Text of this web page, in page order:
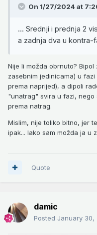
On 1/27/2024 at
... Srednji i prednja 2
a zadnja dva u kontra-
Nije li možda obrnuto?
zasebnim jedinicama) u
prema naprijed), a dipoli
"unatrag" svira u fazi,
prema natrag.
Mislim, nije toliko bitno, jer
ipak... Iako sam možda ja u
Quote
damic
Posted January 30,